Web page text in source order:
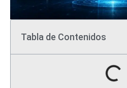
Tabla de Contenidos